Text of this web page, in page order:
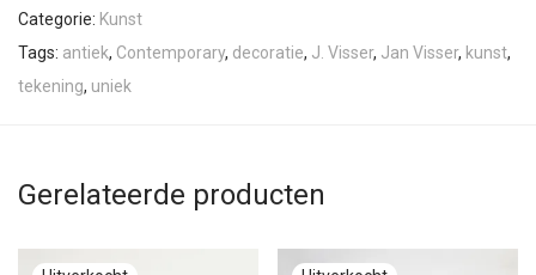
Categorie: Kunst
Tags: antiek, Contemporary, decoratie, J. Visser, Jan Visser, kunst,
tekening, uniek
Gerelateerde producten